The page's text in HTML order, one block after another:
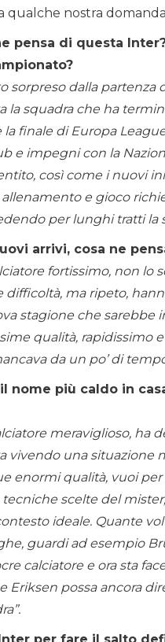
qualche nostra
pensa di questa
sorpreso dalla
la squadra che ha
finale di Europa
e impegni con la
così come i nuovi
e gioco
per lunghi tratti la
arrivi, cosa ne
fortissimo, non lo
difficoltà, ma ripeto,
stagione che sarebbe
qualità, rapidissimo
da un po’ di
il nome più caldo in
meraviglioso, ha
vivendo una situazione
enormi qualità, vuoi
scelte del
ideale. Quante
guardi ad esempio
calciatore e ora sta
Eriksen possa ancora